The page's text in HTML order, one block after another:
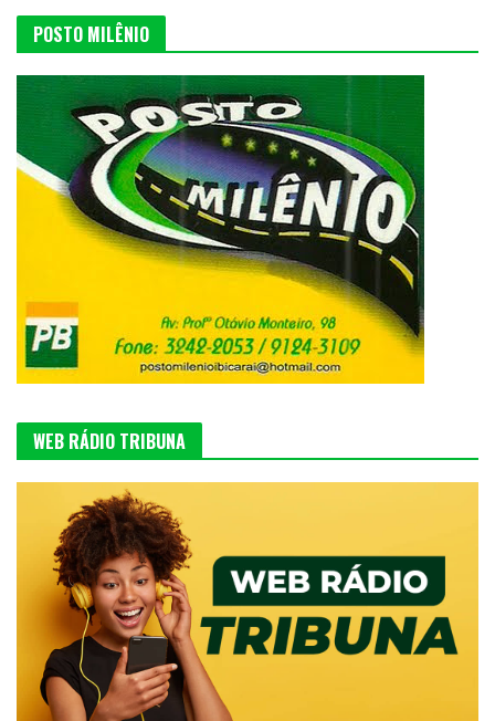
POSTO MILÊNIO
WEB RÁDIO TRIBUNA